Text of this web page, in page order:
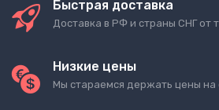
Быстрая доставка
Доставка в РФ и страны СНГ от
Низкие цены
Мы стараемся держать цены на